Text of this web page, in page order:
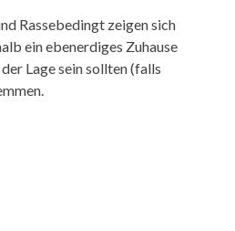
Rassebedingt zeigen sich
ein ebenerdiges Zuhause
Lage sein sollten (falls